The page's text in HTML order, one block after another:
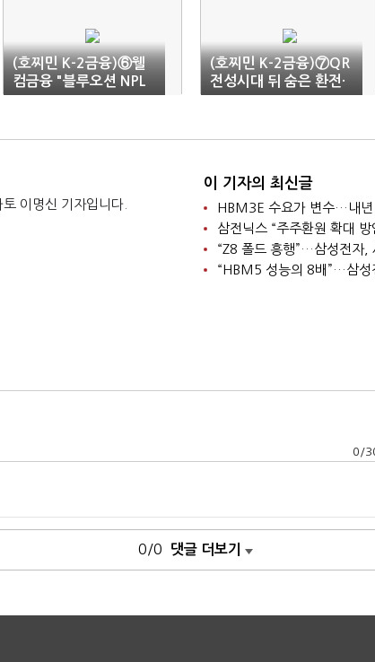
(호찌민 K-2금융)⑥웰
컴금융 "블루오션 NPL
시장 선점"…IFC 공동투
(호찌민 K-2금융)⑦QR
전성시대 뒤 숨은 환전·
규제의 벽
이명신 기자입니다.
이 기자의 최신글
HBM3E 수요가 변수…내
삼전닉스 “주주환원 확대
“Z8 폴드 흥행”…삼성전자,
“HBM5 성능의 8배”…삼성
0 /
0/0 댓글 더보기